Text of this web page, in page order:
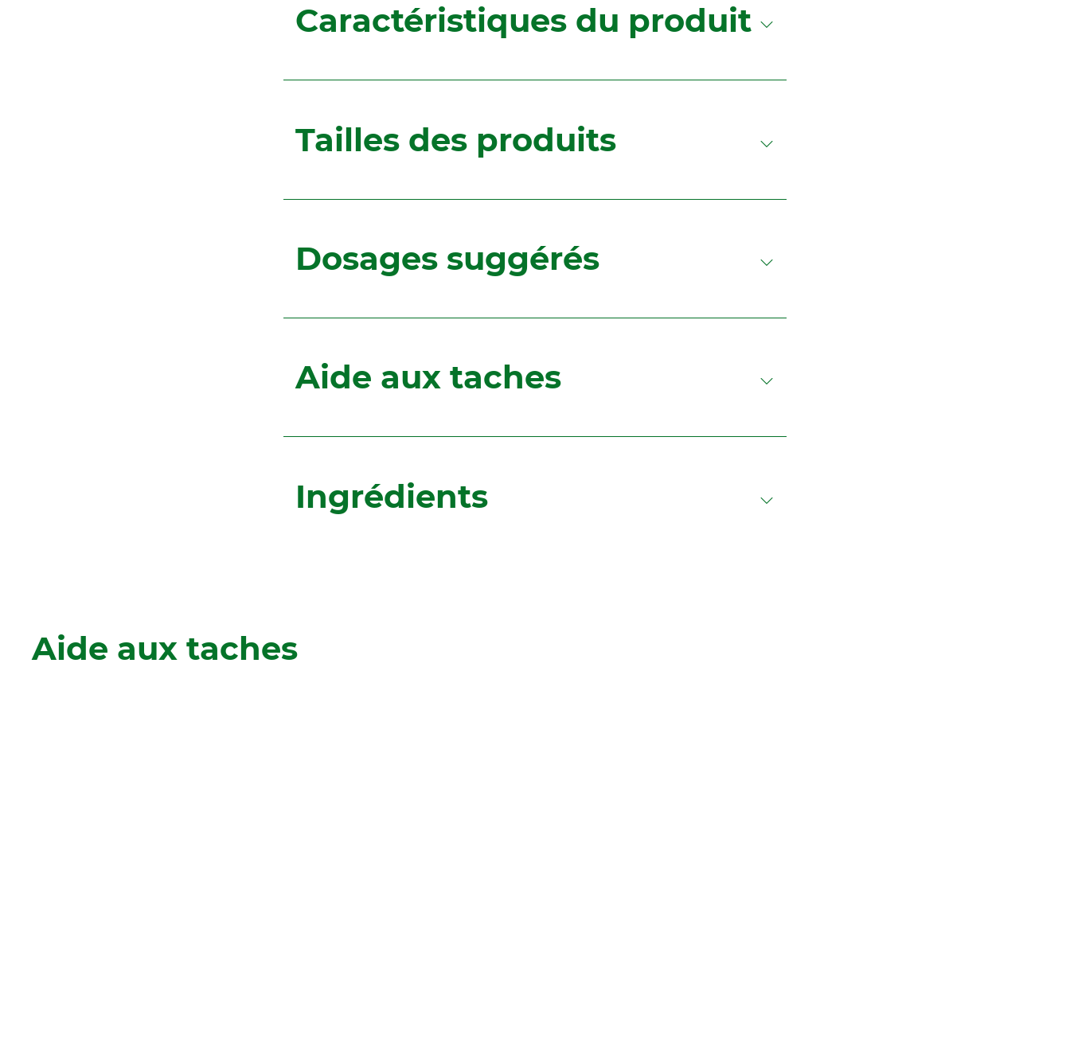
Caractéristiques du produit
Tailles des produits
Dosages suggérés
Aide aux taches
Ingrédients
Aide aux taches